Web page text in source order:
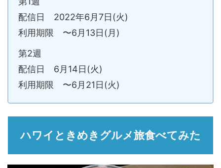
配信日 2022年6月7日(火)
利用期限 〜6月13日(月)
第2週
配信日 6月14日(火)
利用期限 〜6月21日(火)
ハワイときめきグルメ旅食べてみた